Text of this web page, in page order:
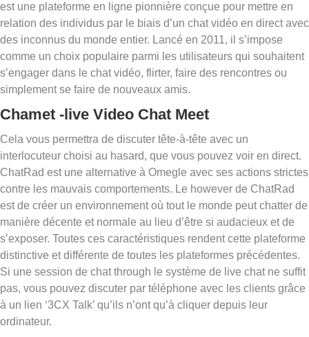
est une plateforme en ligne pionnière conçue pour mettre en
relation des individus par le biais d’un chat vidéo en direct avec
des inconnus du monde entier. Lancé en 2011, il s’impose
comme un choix populaire parmi les utilisateurs qui souhaitent
s’engager dans le chat vidéo, flirter, faire des rencontres ou
simplement se faire de nouveaux amis.
Chamet -live Video Chat Meet
Cela vous permettra de discuter tête-à-tête avec un
interlocuteur choisi au hasard, que vous pouvez voir en direct.
ChatRad est une alternative à Omegle avec ses actions strictes
contre les mauvais comportements. Le however de ChatRad
est de créer un environnement où tout le monde peut chatter de
manière décente et normale au lieu d’être si audacieux et de
s’exposer. Toutes ces caractéristiques rendent cette plateforme
distinctive et différente de toutes les plateformes précédentes.
Si une session de chat through le système de live chat ne suffit
pas, vous pouvez discuter par téléphone avec les clients grâce
à un lien ‘3CX Talk’ qu’ils n’ont qu’à cliquer depuis leur
ordinateur.